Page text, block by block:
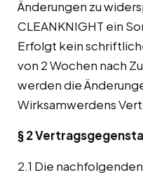
Änderungen zu
CLEANKNIGHT ein
Erfolgt kein
von 2 Wochen nach
werden die
Wirksamwerdens
§ 2
2.1 Die